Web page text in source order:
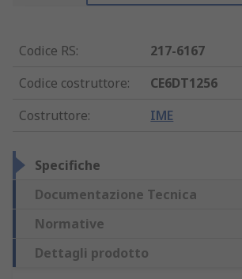
Codice RS:
217-6167
Codice costruttore:
CE6DT1256
Costruttore: IME
Specifiche
Documentazione Tecnica
Normative
Dettagli prodotto